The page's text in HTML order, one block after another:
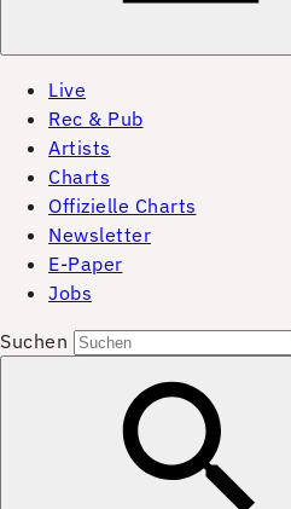
Live
Rec & Pub
Artists
Charts
Offizielle Charts
Newsletter
E-Paper
Jobs
Suchen